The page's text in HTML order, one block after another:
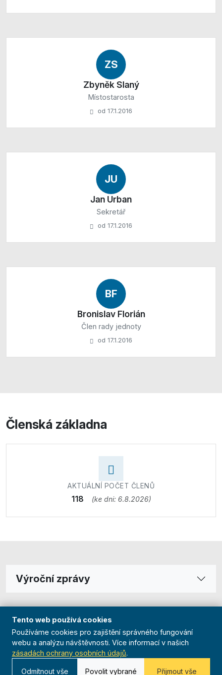
ZS
Zbyněk Slaný
Místostarosta
od 17.1.2016
JU
Jan Urban
Sekretář
od 17.1.2016
BF
Bronislav Florián
Člen rady jednoty
od 17.1.2016
Členská základna
AKTUÁLNÍ POČET ČLENŮ
118 (ke dni: 6.8.2026)
Výroční zprávy
Tento web používá cookies
Používáme cookies pro zajištění správného fungování
webu a analýzu návštěvnosti. Více informací v našich
zásadách ochrany osobních údajů.
Odmítnout vše Povolit vybrané Přijmout vše